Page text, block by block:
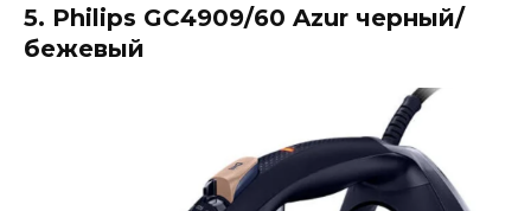
5. Philips GC4909/60 Azur черный/
бежевый